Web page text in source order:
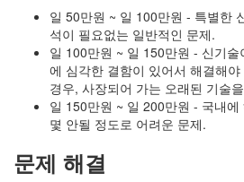
일 50만원 ~ 일 100만원 - 특별한
석이 필요없는 일반적인 문제.
일 100만원 ~ 일 150만원 - 신기
에 심각한 결함이 있어서 해결해
경우, 사장되어 가는 오래된 기술
일 150만원 ~ 일 200만원 - 국내
몇 안될 정도로 어려운 문제.
문제 해결